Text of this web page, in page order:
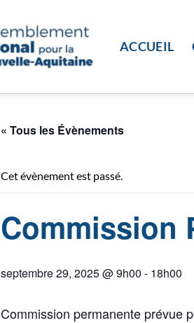
ACCUEIL
« Tous les Évènements
Cet évènement est passé.
Commission
septembre 29, 2025 @ 9h00 - 18h00
Commission permanente prévue